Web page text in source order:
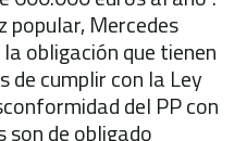
popular, Mercedes
obligación que tienen
cumplir con la Ley
del PP con
son de obligado